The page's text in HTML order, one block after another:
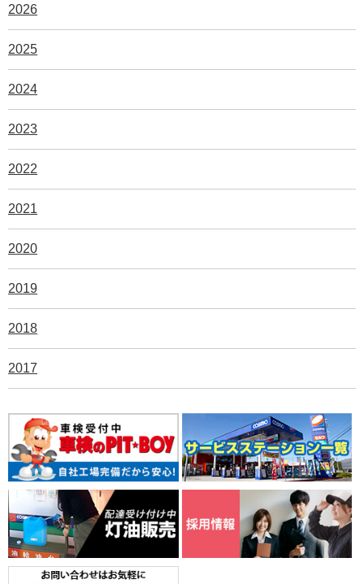
2026
2025
2024
2023
2022
2021
2020
2019
2018
2017